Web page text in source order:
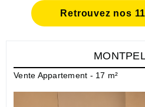
Retrouvez nos
Vente Appartement - 17 m²